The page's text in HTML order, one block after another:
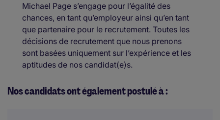
Michael Page s’engage pour l’égalité des
chances, en tant qu’employeur ainsi qu’en tant
que partenaire pour le recrutement. Toutes les
décisions de recrutement que nous prenons
sont basées uniquement sur l’expérience et les
aptitudes de nos candidat(e)s.
Nos candidats ont également postulé à :